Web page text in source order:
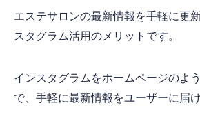
エステサロンの最新情報を手軽に更
スタグラム活用のメリットです。
インスタグラムをホームページのよ
で、手軽に最新情報をユーザーに届け